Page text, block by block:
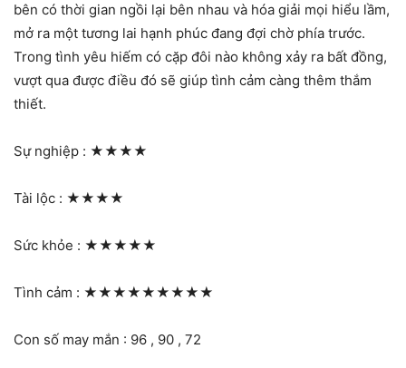
bên có thời gian ngồi lại bên nhau và hóa giải mọi hiểu lầm,
mở ra một tương lai hạnh phúc đang đợi chờ phía trước.
Trong tình yêu hiếm có cặp đôi nào không xảy ra bất đồng,
vượt qua được điều đó sẽ giúp tình cảm càng thêm thắm
thiết.
Sự nghiệp : ★★★★
Tài lộc : ★★★★
Sức khỏe : ★★★★★
Tình cảm : ★★★★★★★★★
Con số may mắn : 96 , 90 , 72